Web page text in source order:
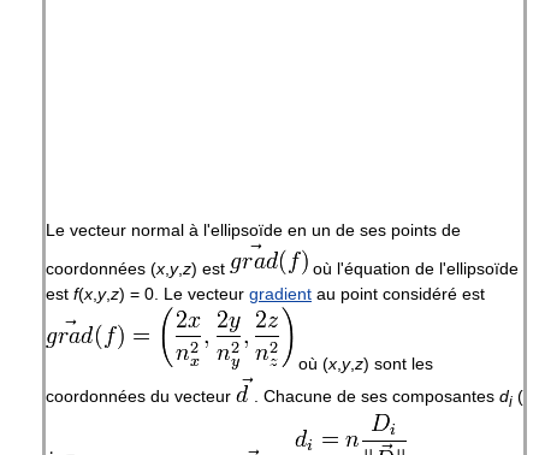
Le vecteur normal à l'ellipsoïde en un de ses points de
coordonnées (x y,z) est
où l'équation de l'ellipsoïde
est f(x y,z) = 0 . Le vecteur gradient au point considéré est
où (x y,z) sont les
coordonnées du vecteur
. Chacune de ses composantes di (